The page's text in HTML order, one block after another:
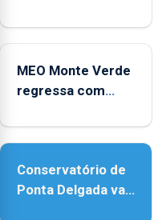
no Coliseu
MEO Monte Verde
regressa com
acessibilidade
Conservatório de
Ponta Delgada vai